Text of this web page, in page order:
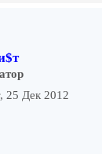
25 Дек 2012